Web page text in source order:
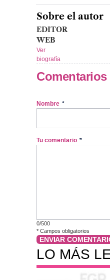
Sobre el autor
EDITOR
WEB
Ver
biografía
Comentarios
Nombre *
Tu comentario *
0/500
* Campos obligatorios
ENVIAR
LO MÁS